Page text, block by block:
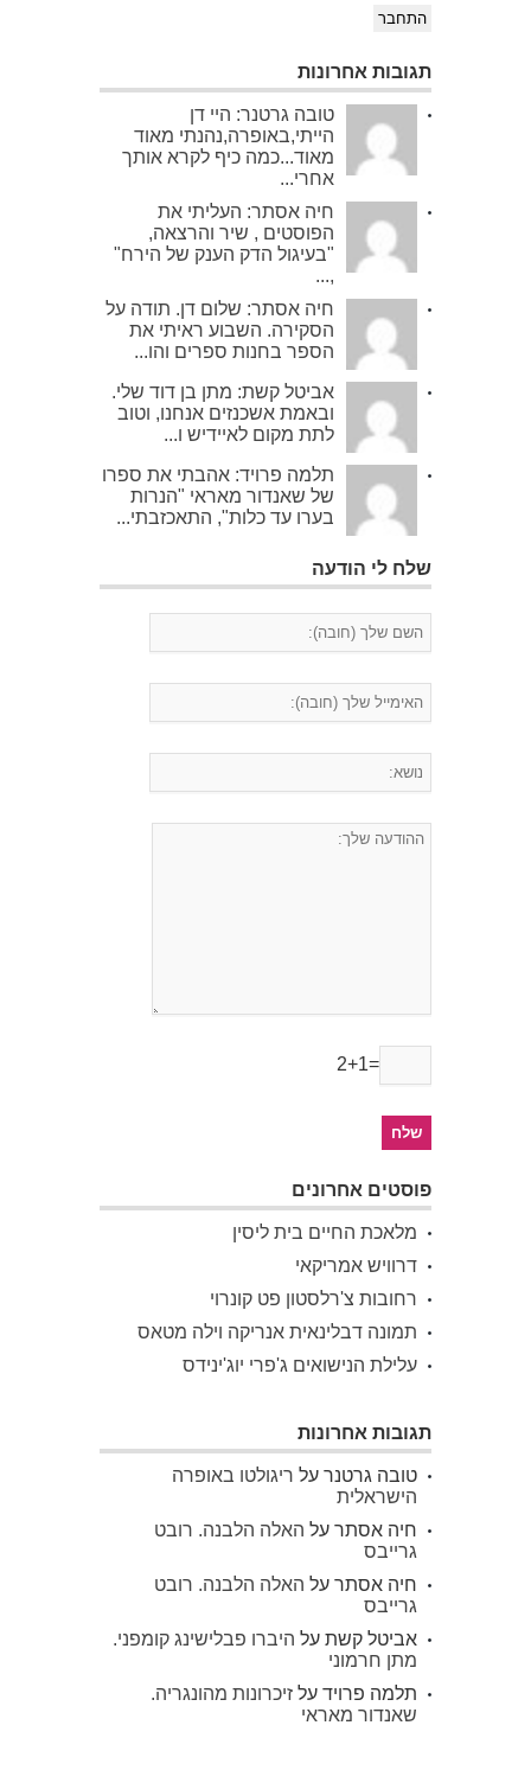
התחבר
תגובות אחרונות
טובה גרטנר: היי דן
הייתי,באופרה,נהנתי מאוד
מאוד...כמה כיף לקרא אותך
אחרי...
חיה אסתר: העליתי את
הפוסטים , שיר והרצאה,
"בעיגול הדק הענק של הירח"
,...
חיה אסתר: שלום דן. תודה על
הסקירה. השבוע ראיתי את
הספר בחנות ספרים והו...
אביטל קשת: מתן בן דוד שלי.
ובאמת אשכנזים אנחנו, וטוב
לתת מקום לאיידיש ו...
תלמה פרויד: אהבתי את ספרו
של שאנדור מאראי "הנרות
בערו עד כלות", התאכזבתי...
שלח לי הודעה
2+1=
פוסטים אחרונים
מלאכת החיים בית ליסין
דרוויש אמריקאי
רחובות צ'רלסטון פט קונרוי
תמונה דבלינאית אנריקה וילה מטאס
עלילת הנישואים ג'פרי יוג'ינידס
תגובות אחרונות
טובה גרטנר על ריגולטו באופרה
הישראלית
חיה אסתר על האלה הלבנה. רובט
גרייבס
חיה אסתר על האלה הלבנה. רובט
גרייבס
אביטל קשת על היברו פבלישינג קומפני.
מתן חרמוני
תלמה פרויד על זיכרונות מהונגריה.
שאנדור מאראי